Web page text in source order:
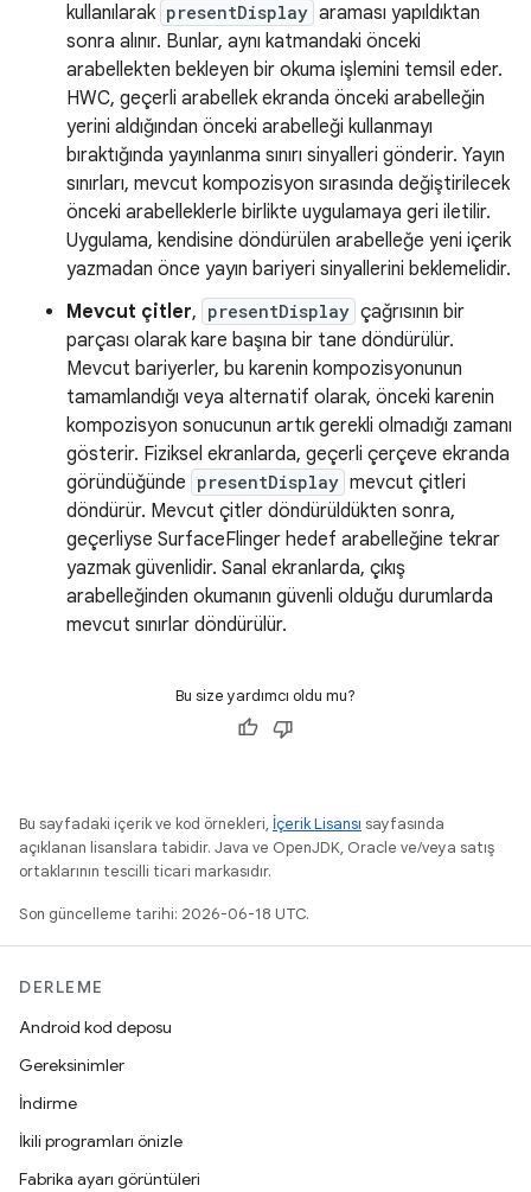
kullanılarak presentDisplay araması yapıldıktan
sonra alınır. Bunlar, aynı katmandaki önceki
arabellekten bekleyen bir okuma işlemini temsil eder.
HWC, geçerli arabellek ekranda önceki arabelleğin
yerini aldığından önceki arabelleği kullanmayı
bıraktığında yayınlanma sınırı sinyalleri gönderir. Yayın
sınırları, mevcut kompozisyon sırasında değiştirilecek
önceki arabelleklerle birlikte uygulamaya geri iletilir.
Uygulama, kendisine döndürülen arabelleğe yeni içerik
yazmadan önce yayın bariyeri sinyallerini beklemelidir.
Mevcut çitler, presentDisplay çağrısının bir
parçası olarak kare başına bir tane döndürülür.
Mevcut bariyerler, bu karenin kompozisyonunun
tamamlandığı veya alternatif olarak, önceki karenin
kompozisyon sonucunun artık gerekli olmadığı zamanı
gösterir. Fiziksel ekranlarda, geçerli çerçeve ekranda
göründüğünde presentDisplay mevcut çitleri
döndürür. Mevcut çitler döndürüldükten sonra,
geçerliyse SurfaceFlinger hedef arabelleğine tekrar
yazmak güvenlidir. Sanal ekranlarda, çıkış
arabelleğinden okumanın güvenli olduğu durumlarda
mevcut sınırlar döndürülür.
Bu size yardımcı oldu mu?
Bu sayfadaki içerik ve kod örnekleri, İçerik Lisansı sayfasında
açıklanan lisanslara tabidir. Java ve OpenJDK, Oracle ve/veya satış
ortaklarının tescilli ticari markasıdır.
Son güncelleme tarihi: 2026-06-18 UTC.
DERLEME
Android kod deposu
Gereksinimler
İndirme
İkili programları önizle
Fabrika ayarı görüntüleri